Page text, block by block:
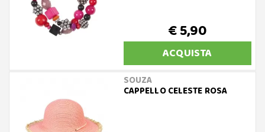
€ 5,90
ACQUISTA
SOUZA
CAPPELLO CELESTE ROSA